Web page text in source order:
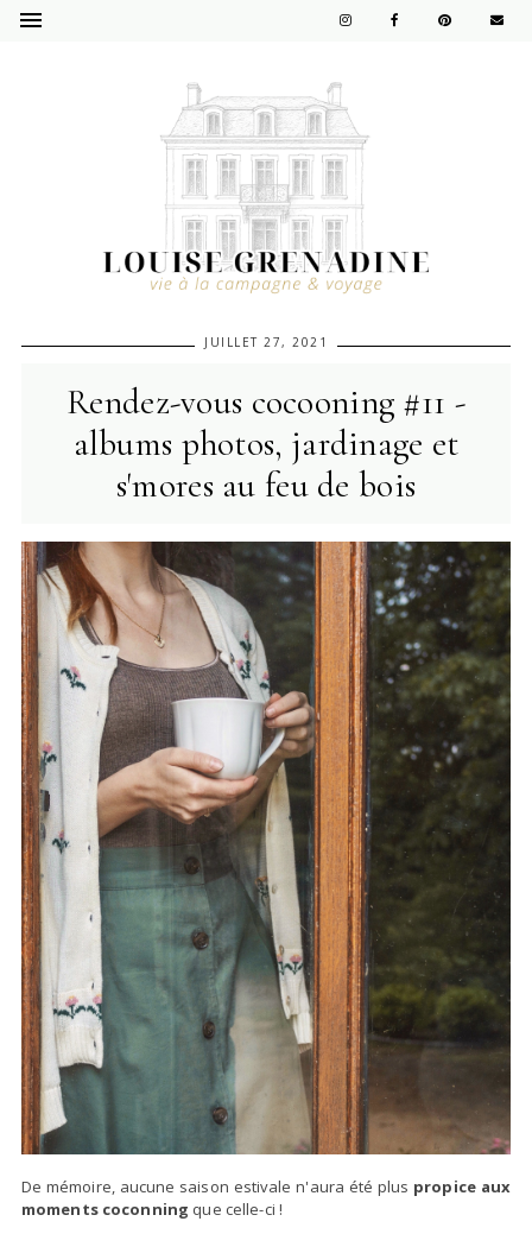
JUILLET 27, 2021
Rendez-vous cocooning #11 -
albums photos, jardinage et
s'mores au feu de bois
De mémoire, aucune saison estivale n'aura été plus propice aux
moments coconning que celle-ci !